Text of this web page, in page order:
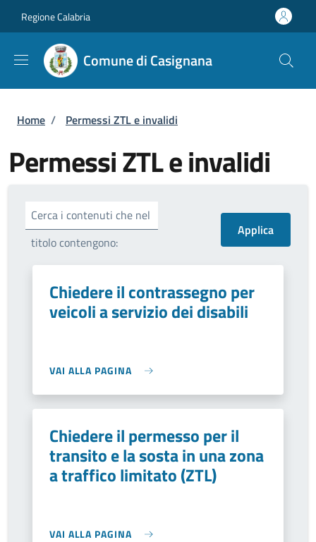
Regione Calabria
Comune di Casignana
Briciole di pane
Home / Permessi ZTL e invalidi
Permessi ZTL e invalidi
Cerca i contenuti che nel
titolo contengono:
Chiedere il contrassegno per
veicoli a servizio dei disabili
VAI ALLA PAGINA
Chiedere il permesso per il
transito e la sosta in una zona
a traffico limitato (ZTL)
VAI ALLA PAGINA